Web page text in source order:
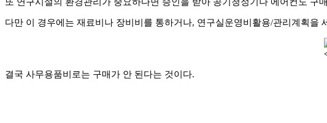
또 연구시설의 환경관리가 중요하다면 승인을 받아 공기청정기나 에어컨도 구
다만 이 경우에는 재료비나 장비비를 통하거나, 연구실운영비활용/관리계획을
결국 사무용품비로는 구매가 안 된다는 것이다.